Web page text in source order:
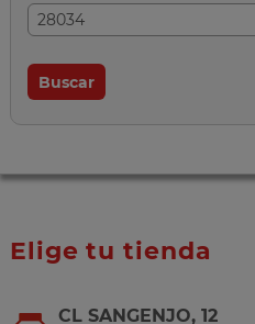
Elige tu tienda
CL SANGENJO, 12